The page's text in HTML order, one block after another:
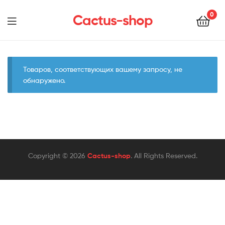
Cactus-shop 0
Menu
Товаров, соответствующих вашему запросу, не
обнаружено.
Copyright © 2026 Cactus-shop. All Rights Reserved.